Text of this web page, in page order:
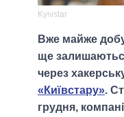
Kyivstar
Вже майже
ще
через
«Київстару».
грудня,